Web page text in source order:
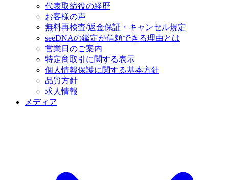
代表取締役の経歴
お客様の声
無料再検査/返金保証・キャンセル規定
seeDNAの鑑定が信頼できる理由とは
営業日のご案内
特定商取引に関する表示
個人情報保護に関する基本方針
品質方針
求人情報
メディア